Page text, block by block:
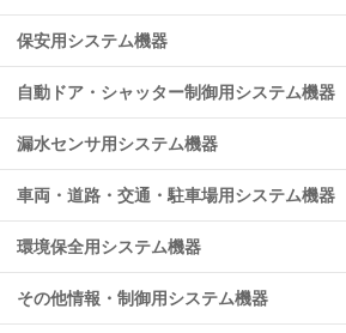
保安用システム機器
自動ドア・シャッター制御用システム機器
漏水センサ用システム機器
車両・道路・交通・駐車場用システム機器
環境保全用システム機器
その他情報・制御用システム機器